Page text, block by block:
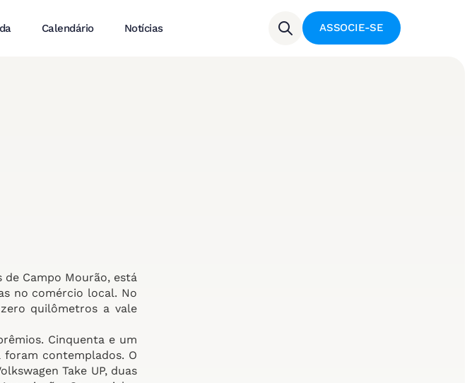
Calendário Notícias ASSOCIE-SE
de Campo Mourão, está
no comércio local. No
quilômetros a vale
Cinquenta e um
contemplados. O
Take UP, duas